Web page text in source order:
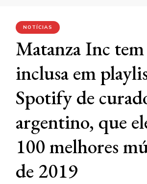
NOTÍCIAS
Matanza Inc
inclusa em
Spotify de
argentino, que
100 melhores
de 2019